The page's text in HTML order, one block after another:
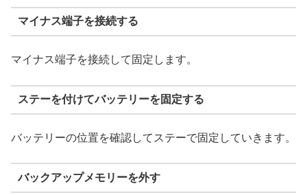
マイナス端子を接続する
マイナス端子を接続して固定します。
ステーを付けてバッテリーを固定する
バッテリーの位置を確認してステーで固定していきます。
バックアップメモリーを外す